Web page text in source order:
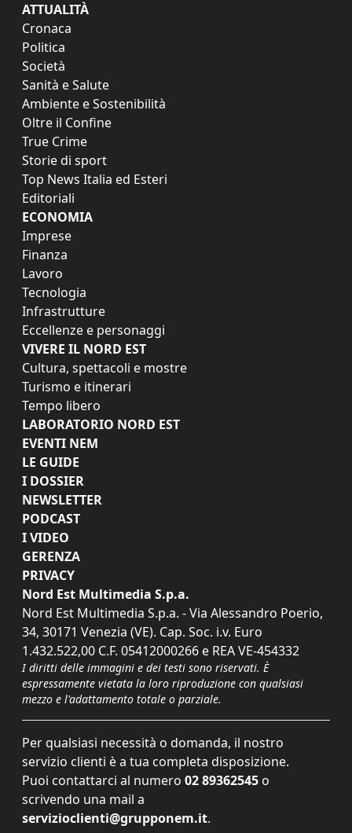
ATTUALITÀ
Cronaca
Politica
Società
Sanità e Salute
Ambiente e Sostenibilità
Oltre il Confine
True Crime
Storie di sport
Top News Italia ed Esteri
Editoriali
ECONOMIA
Imprese
Finanza
Lavoro
Tecnologia
Infrastrutture
Eccellenze e personaggi
VIVERE IL NORD EST
Cultura, spettacoli e mostre
Turismo e itinerari
Tempo libero
LABORATORIO NORD EST
EVENTI NEM
LE GUIDE
I DOSSIER
NEWSLETTER
PODCAST
I VIDEO
GERENZA
PRIVACY
Nord Est Multimedia S.p.a.
Nord Est Multimedia S.p.a. - Via Alessandro Poerio,
34, 30171 Venezia (VE). Cap. Soc. i.v. Euro
1.432.522,00 C.F. 05412000266 e REA VE-454332
I diritti delle immagini e dei testi sono riservati. È
espressamente vietata la loro riproduzione con qualsiasi
mezzo e l'adattamento totale o parziale.
Per qualsiasi necessità o domanda, il nostro
servizio clienti è a tua completa disposizione.
Puoi contattarci al numero 02 89362545 o
scrivendo una mail a
servizioclienti@grupponem.it.